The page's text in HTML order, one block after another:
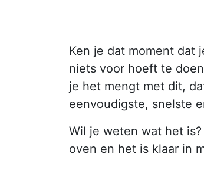
Ken je dat moment dat
niets voor hoeft te
je het mengt met dit,
eenvoudigste, snelste
Wil je weten wat het is?
oven en het is klaar in